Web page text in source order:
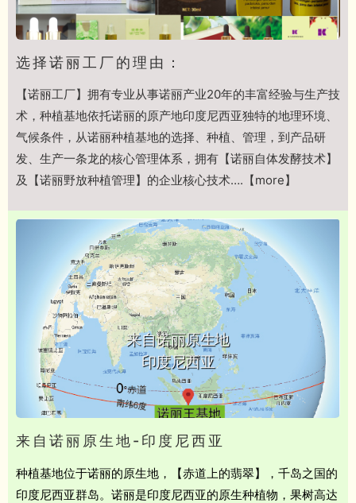
选择诺丽工厂的理由：
【诺丽工厂】拥有专业从事诺丽产业20年的丰富经验与生产技
术，种植基地依托诺丽的原产地印度尼西亚独特的地理环境、
气候条件，从诺丽种植基地的选择、种植、管理，到产品研
发、生产一条龙的核心管理体系，拥有【诺丽自体发酵技术】
及【诺丽野放种植管理】的企业核心技术….【more】
来自诺丽原生地
印度尼西亚
来自诺丽原生地-印度尼西亚
种植基地位于诺丽的原生地，【赤道上的翡翠】，千岛之国的
印度尼西亚群岛。诺丽是印度尼西亚的原生种植物，果树高达